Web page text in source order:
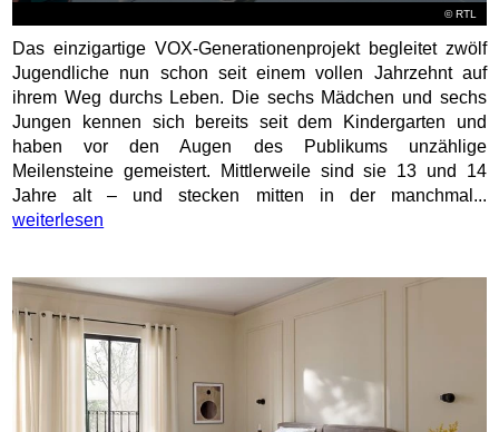
©RTL
Das einzigartige VOX-Generationenprojekt begleitet zwölf
Jugendliche nun schon seit einem vollen Jahrzehnt auf
ihrem Weg durchs Leben. Die sechs Mädchen und sechs
Jungen kennen sich bereits seit dem Kindergarten und
haben vor den Augen des Publikums unzählige
Meilensteine gemeistert. Mittlerweile sind sie 13 und 14
Jahre alt – und stecken mitten in der manchmal...
weiterlesen